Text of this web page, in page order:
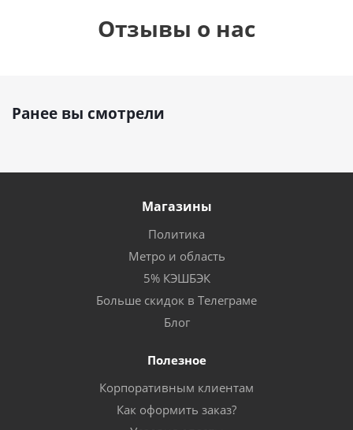
Отзывы о нас
Ранее вы смотрели
Магазины
Политика
Метро и область
5% КЭШБЭК
Больше скидок в Телеграме
Блог
Полезное
Корпоративным клиентам
Как оформить заказ?